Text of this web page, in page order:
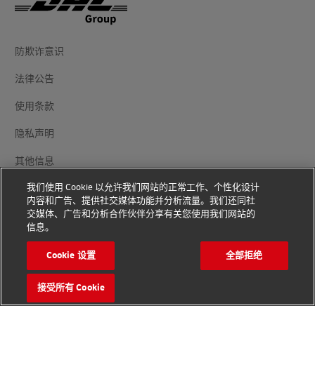
防欺诈意识
法律公告
使用条款
隐私声明
其他信息
Cookie 设置
关注我们
版权© 2026 - 版权所有
我们使用 Cookie 以允许我们网站的正常工作、个性化设计
内容和广告、提供社交媒体功能并分析流量。我们还同社
交媒体、广告和分析合作伙伴分享有关您使用我们网站的
信息。
Cookie 设置 全部拒绝
接受所有 Cookie